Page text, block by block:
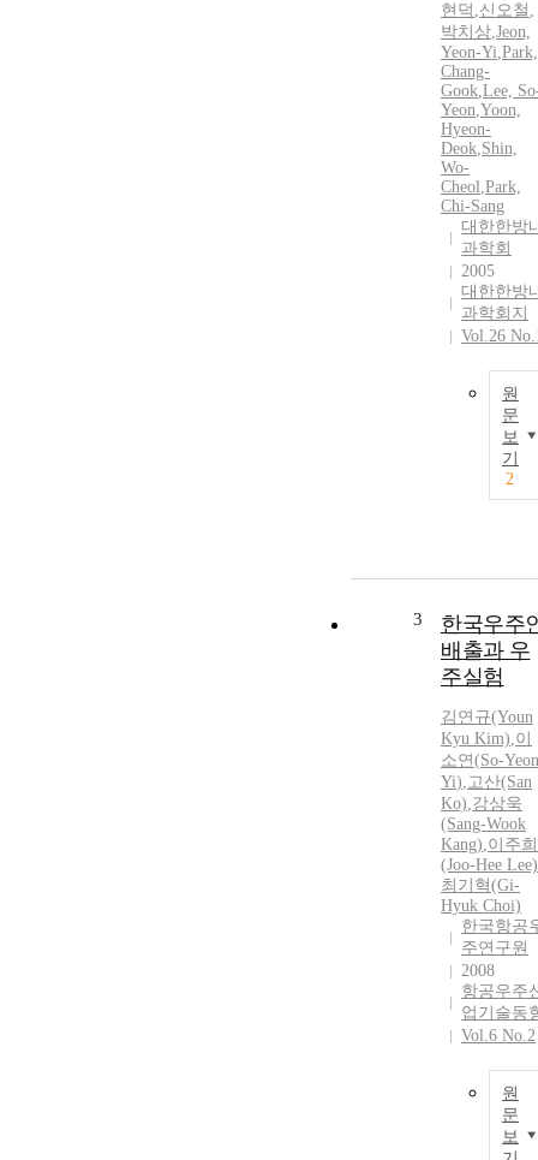
현덕 ,신오철 ,
박치상,Jeon,
Yeon-Yi,Park,
Chang-
Gook,Lee,
Yeon,Yoon,
Hyeon-
Deok,Shin,
Wo-
Cheol,Park,
Chi-Sang
대한한방
과학회
2005
대한한방
과학회지
Vol.26
원
문
보
기
2
3
한국우주
배출과 우
주실험
김연규(Youn
Kyu Kim),이
소연(So-Yeon
Yi),고산(San
Ko),강상욱
(Sang-Wook
Kang),이주희
(Joo-Hee Lee)
최기혁(Gi-
Hyuk Choi)
한국항공
주연구원
2008
항공우주
업기술동
Vol.6 No.2
원
문
보